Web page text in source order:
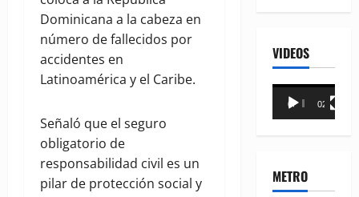
Dominicana a la cabeza en
número de fallecidos por
accidentes en
Latinoamérica y el Caribe.
Señaló que el seguro
obligatorio de
responsabilidad civil es un
pilar de protección social y
VIDEOS
Reproductor
00:00 02:18
METRO